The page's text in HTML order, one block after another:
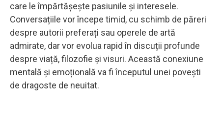
care le împărtășește pasiunile și interesele.
Conversațiile vor începe timid, cu schimb de păreri
despre autorii preferați sau operele de artă
admirate, dar vor evolua rapid în discuții profunde
despre viață, filozofie și visuri. Această conexiune
mentală și emoțională va fi începutul unei povești
de dragoste de neuitat.